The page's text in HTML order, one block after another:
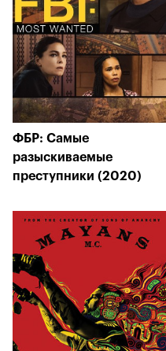
ФБР: Самые
разыскиваемые
преступники (2020)